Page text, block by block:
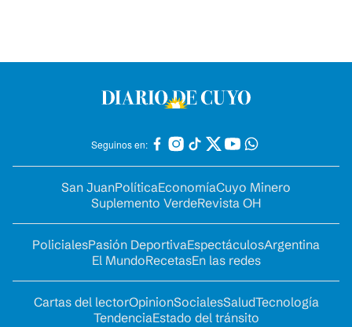
Seguinos en:
San JuanPolíticaEconomíaCuyo Minero
Suplemento VerdeRevista OH
PolicialesPasión DeportivaEspectáculosArgentina
El MundoRecetasEn las redes
Cartas del lectorOpinionSocialesSaludTecnología
TendenciaEstado del tránsito